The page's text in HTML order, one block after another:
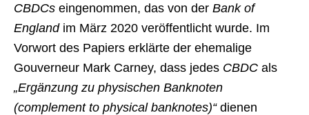
CBDCs eingenommen, das von der Bank of
Englandim März 2020 veröffentlicht wurde. Im
Vorwort des Papiers erklärte der ehemalige
Gouverneur Mark Carney, dass jedes CBDC als
„Ergänzung zu physischen Banknoten
(complement to physical banknotes)“dienen